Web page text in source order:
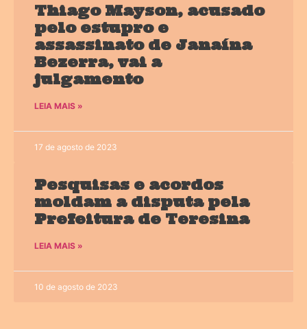
Thiago Mayson, acusado
pelo estupro e
assassinato de Janaína
Bezerra, vai a
julgamento
LEIA MAIS »
17 de agosto de 2023
Pesquisas e acordos
moldam a disputa pela
Prefeitura de Teresina
LEIA MAIS »
10 de agosto de 2023